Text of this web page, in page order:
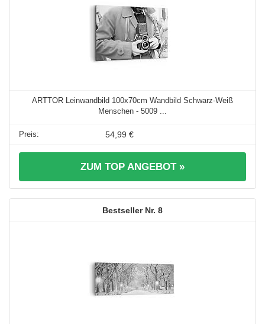
ARTTOR Leinwandbild 100x70cm Wandbild Schwarz-Weiß
Menschen - 5009 ...
54,99 €
ZUM TOP ANGEBOT »
8